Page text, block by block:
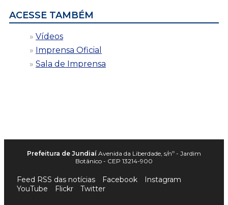
ACESSE TAMBÉM
Vídeos
Imprensa Oficial
Sala de Imprensa
Prefeitura de Jundiaí Avenida da Liberdade, s/nº - Jardim
Botânico - CEP 13214-900
Feed RSS das notícias Facebook
Instagram
YouTube
Flickr Twitter